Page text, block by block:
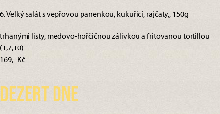
6. Velký salát s vepřovou panenkou, kukuřicí, rajčaty,, 150g
trhanými listy, medovo-hořčičnou zálivkou a fritovanou tortillou
(1,7,10)
169,- Kč
Dezert dne